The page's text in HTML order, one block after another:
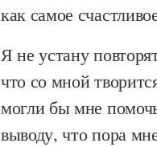
как самое
Я не устану
что со мной
могли бы мне
выводу, что пора